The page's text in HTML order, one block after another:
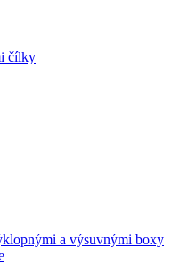
čílky
a výsuvnými boxy